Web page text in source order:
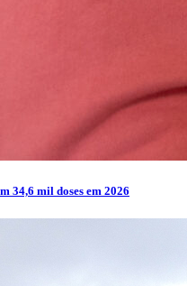
34,6 mil doses em 2026